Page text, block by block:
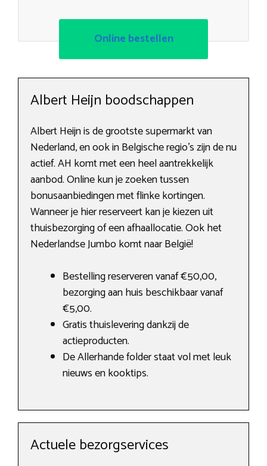
Online bestellen
Albert Heijn boodschappen
Albert Heijn is de grootste supermarkt van
Nederland, en ook in Belgische regio’s zijn de nu
actief. AH komt met een heel aantrekkelijk
aanbod. Online kun je zoeken tussen
bonusaanbiedingen met flinke kortingen.
Wanneer je hier reserveert kan je kiezen uit
thuisbezorging of een afhaallocatie. Ook het
Nederlandse Jumbo komt naar België!
Bestelling reserveren vanaf €50,00,
bezorging aan huis beschikbaar vanaf
€5,00.
Gratis thuislevering dankzij de
actieproducten.
De Allerhande folder staat vol met leuk
nieuws en kooktips.
Actuele bezorgservices